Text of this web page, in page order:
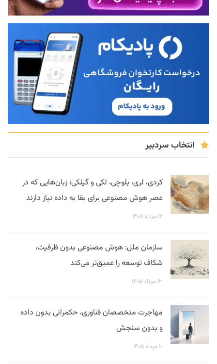
انتخاب سردبیر
کردی، لری، بلوچی، لکی و گیلکی؛ زبان‌هایی که در
عصر هوش مصنوعی برای بقا به داده نیاز دارند
۱۴ مرداد ۱۴۰۵
سازمان ملل: هوش مصنوعی بدون ظرفیت،
شکاف توسعه را عمیق‌تر می‌کند
۱۳ مرداد ۱۴۰۵
مهاجرت متخصصان فناوری، حکمرانی بدون داده
و بدون سنجش
۱۰ مرداد ۱۴۰۵